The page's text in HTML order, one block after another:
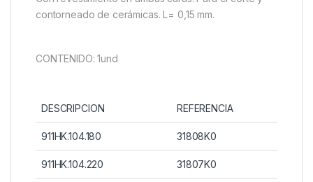
contorneado de cerámicas. L= 0,15 mm.
CONTENIDO: 1und
DESCRIPCION REFERENCIA
911HK.104.180 31808K0
911HK.104.220 31807K0